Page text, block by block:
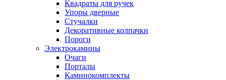
Квадраты для ручек
Упоры дверные
Стучалки
Декоративные колпачки
Пороги
Электрокамины
Очаги
Порталы
Каминокомплекты